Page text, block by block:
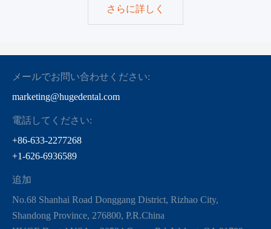
さらに詳しく
メールでお問い合わせください:
marketing@hugedental.com
電話してください:
+86-633-2277268
+1-626-6936589
追加
No.68 Shanhai Road Donggang District, Rizhao City,
Shandong Province, 276800, P.R.China